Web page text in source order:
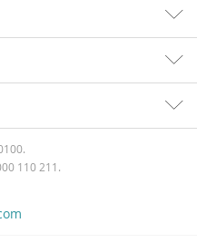
110 211.